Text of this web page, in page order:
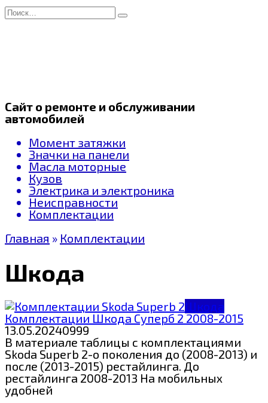
Перейти
к
Search
for:
Сайт о ремонте и обслуживании
автомобилей
Момент затяжки
Значки на панели
Масла моторные
Кузов
Электрика и электроника
Неисправности
Комплектации
Главная » Комплектации
Шкода
Шкода
Комплектации Шкода Суперб 2 2008-2015
13.05.20240999
В материале таблицы с комплектациями
Skoda Superb 2-о поколения до (2008-2013) и
после (2013-2015) рестайлинга. До
рестайлинга 2008-2013 На мобильных
удобней